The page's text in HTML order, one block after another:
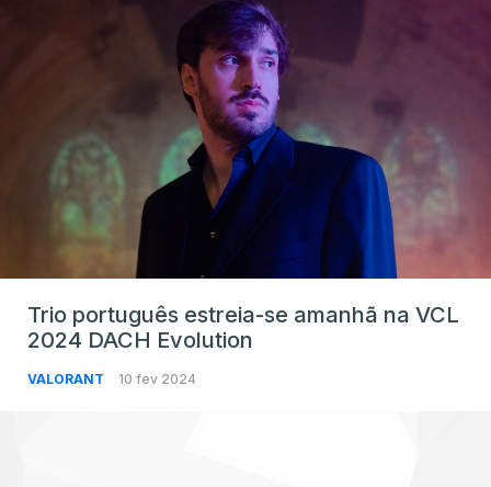
Trio português estreia-se amanhã na VCL
2024 DACH Evolution
VALORANT 10 fev 2024